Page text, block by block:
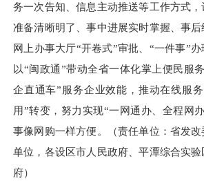
务一次告知、信息主动推送等工作方式
准备清晰明了、事中进展实时掌握、事
网上办事大厅“开卷式”审批、“一件事”办
以“闽政通”带动全省一体化掌上便民服
企直通车”服务企业效能，推动在线服
用”转变，努力实现“一网通办、全程网
事像网购一样方便。（责任单位：省发
单位，各设区市人民政府、平潭综合实
府）